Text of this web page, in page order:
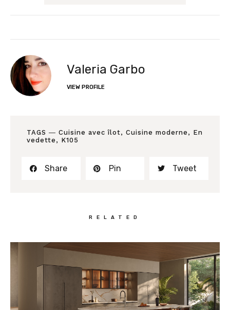
Valeria Garbo
VIEW PROFILE
TAGS ― Cuisine avec îlot, Cuisine moderne , En
vedette , K105
Share Pin Tweet
RELATED